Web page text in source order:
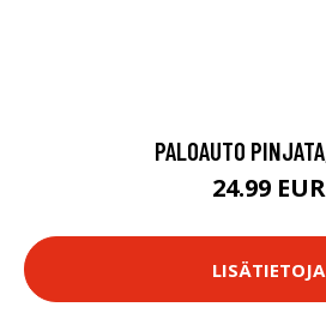
PALOAUTO
24.99 EUR
LISÄTIETOJA